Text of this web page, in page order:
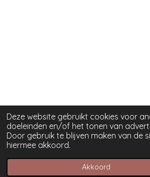
Deze website gebruikt cookies voor
doeleinden en/of het tonen van
Door gebruik te blijven maken van de
hiermee akkoord.
Akkoord